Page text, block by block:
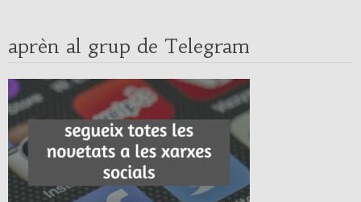
aprèn al grup de Telegram